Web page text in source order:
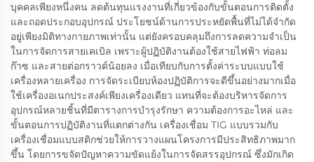
บุคคลเพียงหนึ่งคน ลดต้นทุนแรงงานที่เกี่ยวข้องกับขั้นตอนการติดตั้ง
และถอดประกอบอุปกรณ์ ประโยชน์ด้านการประหยัดพื้นที่ไม่ได้จำกัด
อยู่เพียงมิติทางกายภาพเท่านั้น แต่ยังครอบคลุมถึงการลดความจำเป็น
ในการจัดการสายเคเบิล เพราะผู้ปฏิบัติงานต้องใช้สายไฟฟ้า ท่อลม
ก๊าซ และสายต่อกราวด์น้อยลง เมื่อเทียบกับการตั้งค่าระบบแบบใช้
เครื่องหลายเครื่อง การจัดระเบียบห้องปฏิบัติการจะดีขึ้นอย่างมากเมื่อ
ใช้เครื่องอเนกประสงค์เพียงเครื่องเดียว แทนที่จะต้องบริหารจัดการ
อุปกรณ์หลายชิ้นที่มีตารางการบำรุงรักษา ความต้องการอะไหล่ และ
ขั้นตอนการปฏิบัติงานที่แตกต่างกัน เครื่องเชื่อม TIG แบบรวมกับ
เครื่องเชื่อมแบบสติกช่วยให้การวางแผนโครงการมีประสิทธิภาพมาก
ขึ้น โดยการขจัดปัญหาความขัดแย้งในการจัดสรรอุปกรณ์ ซึ่งมักเกิด